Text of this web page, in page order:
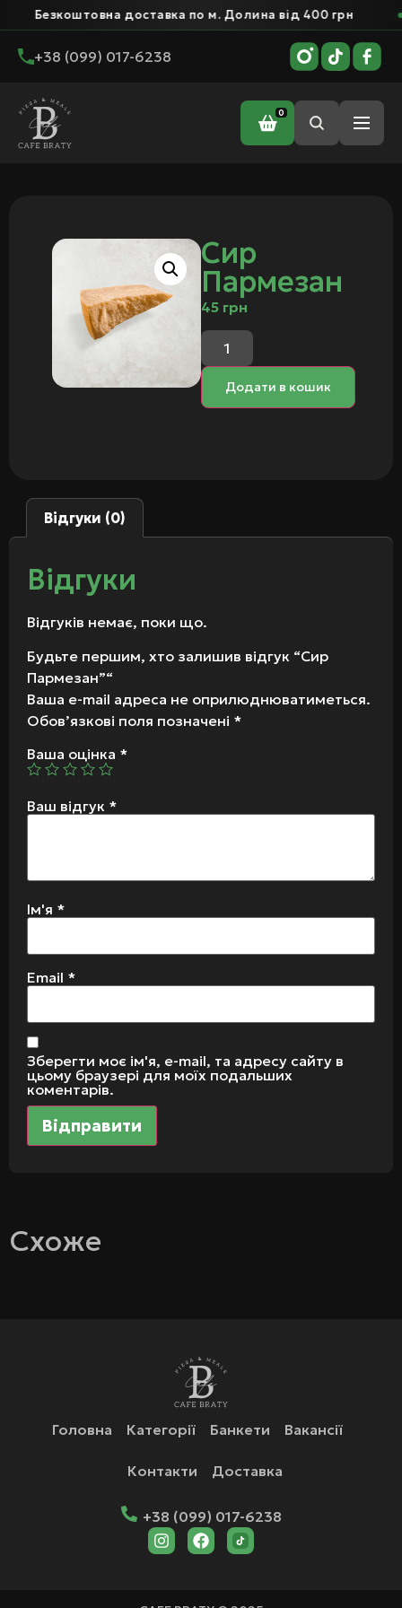
Безкоштовна доставка по м. Долина від 400 грн
+38 (099) 017-6238
0
Головна / Сир Пармезан
Сир
Пармезан
45 грн
Додати в кошик
Відгуки (0)
Відгуки
Відгуків немає, поки що.
Будьте першим, хто залишив відгук “Сир
Пармезан”“
Ваша e-mail адреса не оприлюднюватиметься.
Обов’язкові поля позначені *
Ваша оцінка *
Ваш відгук *
Ім'я *
Email *
Зберегти моє ім'я, e-mail, та адресу сайту в
цьому браузері для моїх подальших
коментарів.
Схоже
Головна Категорії Банкети Вакансії
Контакти Доставка
+38 (099) 017-6238